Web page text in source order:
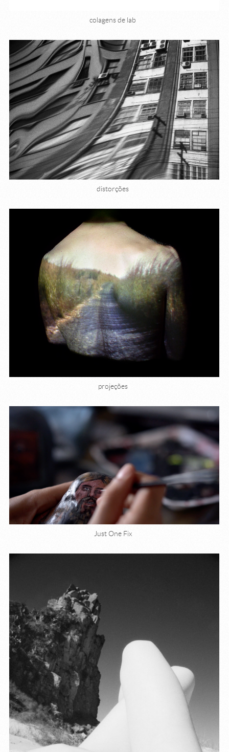
colagens de lab
distorções
projeções
Just One Fix